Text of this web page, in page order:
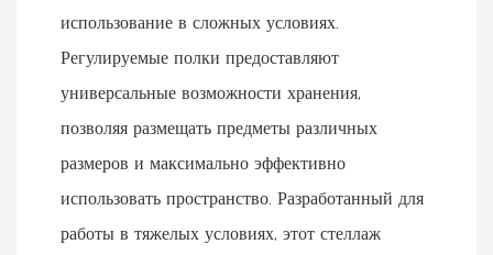
использование в сложных условиях.
Регулируемые полки предоставляют
универсальные возможности хранения,
позволяя размещать предметы различных
размеров и максимально эффективно
использовать пространство. Разработанный для
работы в тяжелых условиях, этот стеллаж